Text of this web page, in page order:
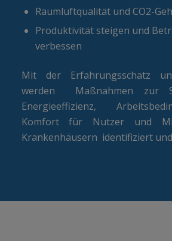
Raumluftqualität und CO2-
Produktivität steigen und
verbessen
Mit der Erfahrungsschatz
werden Maßnahmen zur
Energieeffizienz,
Komfort für Nutzer und
Krankenhäusern identifiziert